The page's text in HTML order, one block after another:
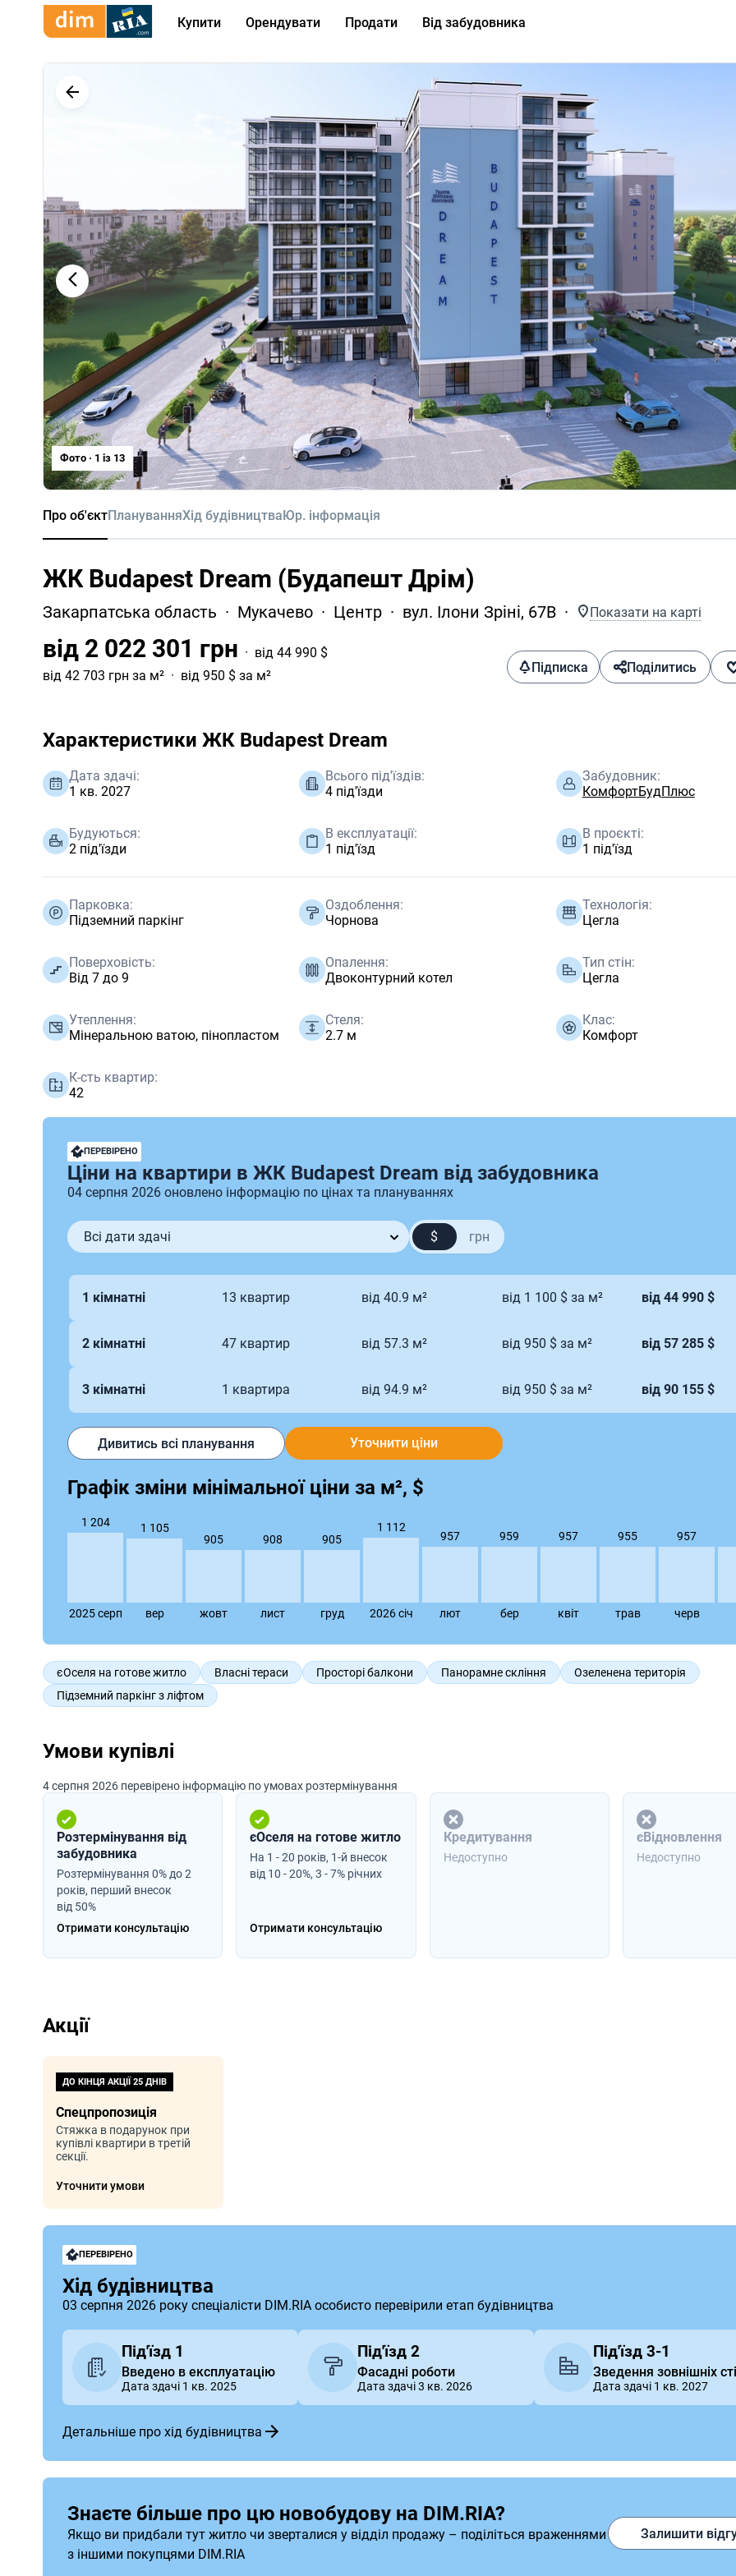
Купити Орендувати Продати Від забудовника
Фото · 1 iз 13
Про об'єктПлануванняХід будівництваЮр. інформація
ЖК Budapest Dream (Будапешт Дрім)
Закарпатська область Мукачево Центр вул. Ілони Зріні, 67В Показати на карті
від 2 022 301 грн
від 44 990 $
від 42 703 грн за м²
від 950 $ за м²
Підписка Поділитись
Характеристики ЖК Budapest Dream
Дата здачі:
1 кв. 2027
Всього під'їздів:
4 під'їзди
Забудовник:
КомфортБудПлюс
Будуються:
2 під'їзди
В експлуатації:
1 під'їзд
В проєкті:
1 під'їзд
Парковка:
Підземний паркінг
Оздоблення:
Чорнова
Технологія:
Цегла
Поверховість:
Від 7 до 9
Опалення:
Двоконтурний котел
Тип стін:
Цегла
Утеплення:
Мінеральною ватою, пінопластом
Стеля:
2.7 м
Клас:
Комфорт
К-сть квартир:
42
ПЕРЕВІРЕНО
Ціни на квартири в ЖК Budapest Dream від забудовника
04 серпня 2026 оновлено інформацію по цінах та плануваннях
Всі дати здачі $ грн
1 кімнатні 13 квартир від 40.9 м² від 1 100 $ за м² від 44 990 $
2 кімнатні 47 квартир від 57.3 м² від 950 $ за м² від 57 285 $
3 кімнатні 1 квартира від 94.9 м² від 950 $ за м² від 90 155 $
Дивитись всі планування Уточнити ціни
Графік зміни мінімальної ціни за м², $
1 204
2025 серп
1 105
вер
905
жовт
908
лист
905
груд
1 112
2026 сiч
957
лют
959
бер
957
квiт
955
трав
957
черв
єОселя на готове житло Власні тераси Просторі балкони Панорамне скління
Озеленена територія
Підземний паркінг з ліфтом
Умови купівлі
4 серпня 2026 перевірено інформацію по умовах розтермінування
Розтермінування від
забудовника
Розтермінування 0% до 2
років, перший внесок
від 50%
Отримати консультацію
єОселя на готове житло
На 1 - 20 років, 1-й внесок
від 10 - 20%, 3 - 7% річних
Отримати консультацію
Кредитування
Недоступно
єВідновлення
Недоступно
Акції
ДО КІНЦЯ АКЦІЇ 25 ДНІВ
Спецпропозиція
Стяжка в подарунок при
купівлі квартири в третій
секції.
Уточнити умови
ПЕРЕВІРЕНО
Хід будівництва
03 серпня 2026 року спеціалісти DIM.RIA особисто перевірили етап будівництва
Під'їзд 1
Введено в експлуатацію
Дата здачі 1 кв. 2025
Під'їзд 2
Фасадні роботи
Дата здачі 3 кв. 2026
Під'їзд 3-1
Зведення зовнішніх
Дата здачі 1 кв. 2027
Детальніше про хід будівництва
Знаєте більше про цю новобудову на DIM.RIA?
Якщо ви придбали тут житло чи зверталися у відділ продажу – поділіться враженнями
з іншими покупцями DIM.RIA
Залишити